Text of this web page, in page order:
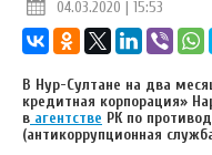
04.03.2020 | 15:53
В Нур-Султане на два
кредитная корпорация»
в агентстве РК по
(антикоррупционная